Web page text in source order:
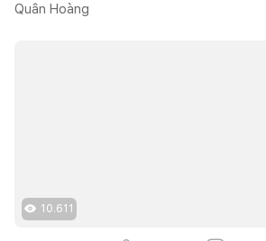
Quân Hoàng
10.611